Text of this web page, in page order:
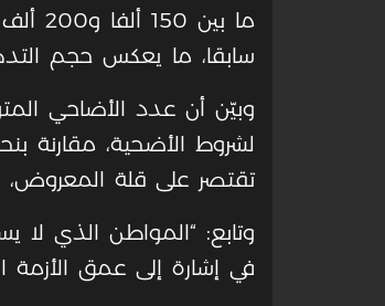
سابقا، ما يعكس حجم
تقتصر على قلة المعروض،
وتابع: “المواطن الذي لا
في إشارة إلى عمق الأزمة